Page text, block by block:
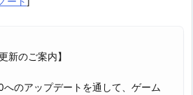
新のご案内】
のアップデートを通して、ゲーム